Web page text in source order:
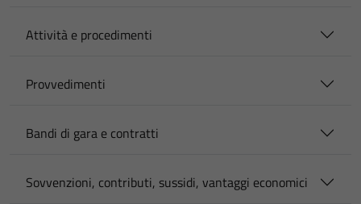
Attività e procedimenti
Provvedimenti
Bandi di gara e contratti
Sovvenzioni, contributi, sussidi, vantaggi economici